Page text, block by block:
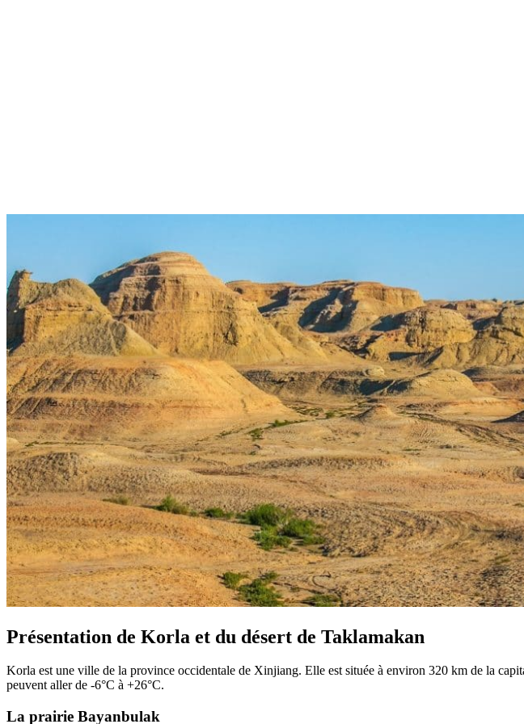
Présentation de Korla et du désert de Taklamakan
Korla est une ville de la province occidentale de Xinjiang. Elle est située à environ 320 km de la
peuvent aller de -6°C à +26°C.
La prairie Bayanbulak